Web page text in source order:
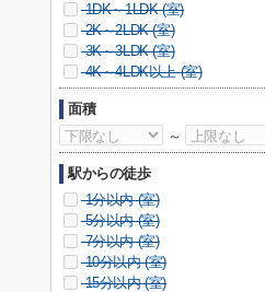
1DK～1LDK (室)
2K～2LDK (室)
3K～3LDK (室)
4K～4LDK以上 (室)
面積
～
駅からの徒歩
1分以内 (室)
5分以内 (室)
7分以内 (室)
10分以内 (室)
15分以内 (室)